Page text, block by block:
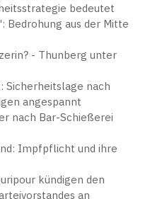
bedeutet
Bedrohung aus der Mitte
- Thunberg unter
Sicherheitslage nach
angespannt
nach Bar-Schießerei
Impfpflicht und ihre
kündigen den
an